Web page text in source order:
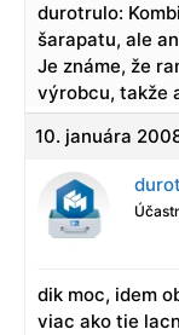
durotrulo:
šarapatu, ale
Je známe, že
výrobcu, takže
10. januára
dik moc, idem
viac ako tie